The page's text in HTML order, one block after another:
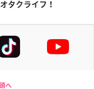
タクライフ！
へ